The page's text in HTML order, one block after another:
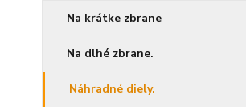
Na krátke zbrane
Na dlhé zbrane.
Náhradné diely.